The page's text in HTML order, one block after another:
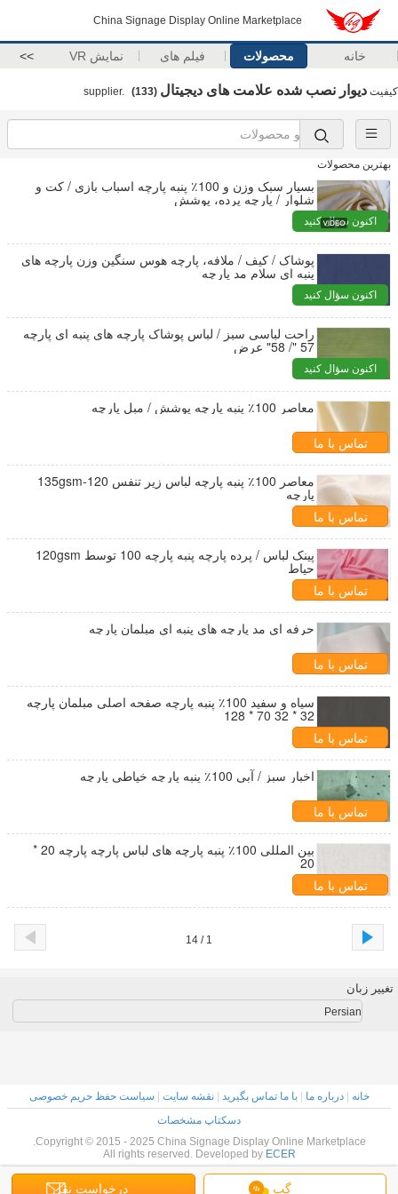
China Signage Display Online Marketplace
خانه محصولات فیلم های نمایش VR >>
کیفیت دیوار نصب شده علامت های دیجیتال (133)
بهترین محصولات
بسیار سبک وزن و 100٪ پنبه پارچه اسباب بازی / کت و
شلوار / پارچه پرده، پوشش
اکنون سؤال کنید
پوشاک / کیف / ملافه، پارچه هوس سنگین وزن پارچه های
پنبه ای سلام مد پارچه
اکنون سؤال کنید
راحت لباسی سبز / لباس پوشاک پارچه های پنبه ای پارچه
57 "/ 58" عرض
اکنون سؤال کنید
معاصر 100٪ پنبه پارچه پوشش / مبل پارچه
تماس با ما
معاصر 100٪ پنبه پارچه لباس زیر تنفس 120-135gsm
پارچه
تماس با ما
پینک لباس / پرده پارچه پنبه پارچه 100 توسط 120gsm
حیاط
تماس با ما
حرفه ای مد پارچه های پنبه ای مبلمان پارچه
تماس با ما
سیاه و سفید 100٪ پنبه پارچه صفحه اصلی مبلمان پارچه
32 * 32 70 * 128
تماس با ما
اخبار سبز / آبی 100٪ پنبه پارچه خیاطی پارچه
تماس با ما
بین المللی 100٪ پنبه پارچه های لباس پارچه پارچه 20 *
20
تماس با ما
1 / 14
گپ درخواست نقل
تغییر زبان
Persian
خانه |درباره ما |با ما تماس بگیرید |نقشه سایت
سیاست حفظ حریم خصوصی
دسکتاپ مشخصات
Copyright © 2015 - 2025 China Signage Display Online Marketplace.
All rights reserved. Developed by ECER